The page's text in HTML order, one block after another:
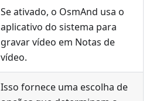
Se ativado, o OsmAnd usa o
aplicativo do sistema para
gravar vídeo em Notas de
vídeo.
Isso fornece uma escolha de